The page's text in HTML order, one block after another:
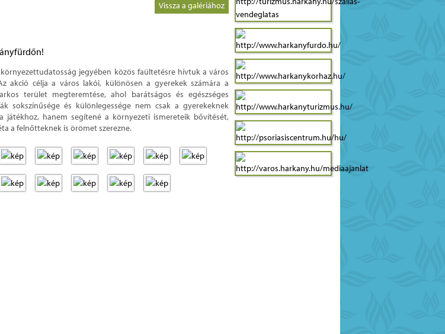
Vissza a galériához
jegyében közös faültetésre hívtuk a város
akció célja a város lakói, különösen a gyerekek számára a
terület megteremtése, ahol barátságos és egészséges
sokszínűsége és különlegessége nem csak a gyerekeknek
játékhoz, hanem segítené a környezeti ismereteik bővítését,
a felnőtteknek is örömet szerezne.